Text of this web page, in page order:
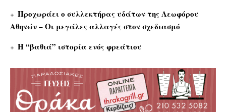
Προχωράει ο συλλεκτήρας υδάτων της Λεωφόρου
Αθηνών – Οι μεγάλες αλλαγές στον σχεδιασμό
Η “βαθιά” ιστορία ενός φρεάτιου